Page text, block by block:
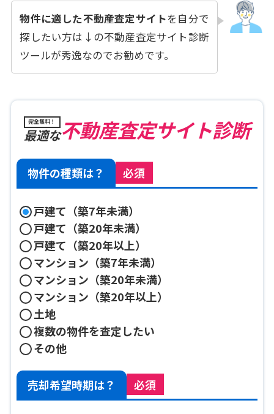
物件に適した不動産査定サイトを自分で
探したい方は↓の不動産査定サイト診断
ツールが秀逸なのでお勧めです。
完全無料！
最適な不動産査定サイト診断
物件の種類は？ 必須
戸建て（築7年未満）
戸建て（築20年未満）
戸建て（築20年以上）
マンション（築7年未満）
マンション（築20年未満）
マンション（築20年以上）
土地
複数の物件を査定したい
その他
売却希望時期は？ 必須